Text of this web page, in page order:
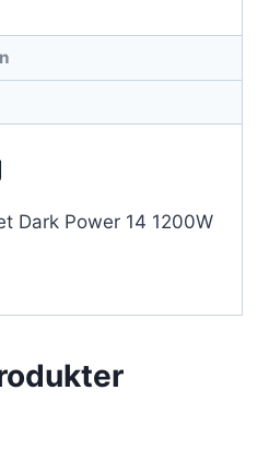
Dark Power 14 1200W